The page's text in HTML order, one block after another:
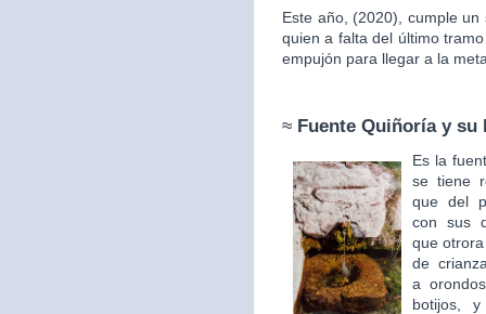
Este año, (2020), cumple
quien a falta del último
empujón para llegar a la
≈ Fuente Quiñoría y su
Es la
se tiene
que del
con sus
que
de
a
botijos,